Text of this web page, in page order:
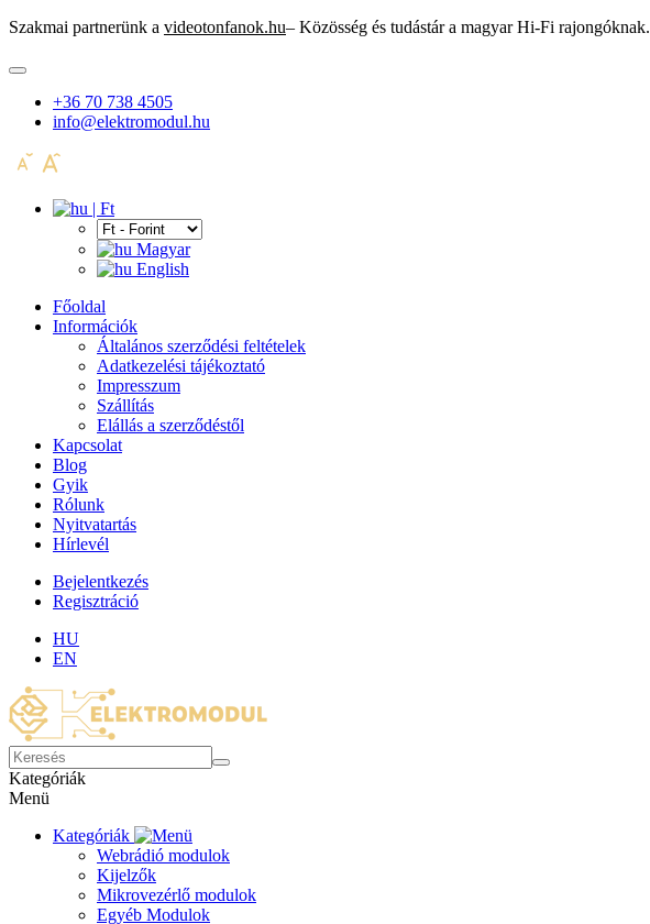
Szakmai partnerünk a videotonfanok.hu– Közösség és tudástár a magyar Hi-Fi rajongóknak.
+36 70 738 4505
info@elektromodul.hu
| Ft
Magyar
English
Főoldal
Információk
Általános szerződési feltételek
Adatkezelési tájékoztató
Impresszum
Szállítás
Elállás a szerződéstől
Kapcsolat
Blog
Gyik
Rólunk
Nyitvatartás
Hírlevél
Bejelentkezés
Regisztráció
HU
EN
Kategóriák
Menü
Kategóriák
Webrádió modulok
Kijelzők
Mikrovezérlő modulok
Egyéb Modulok